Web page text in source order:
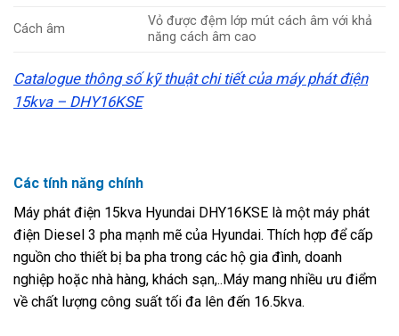
Cách âm
Vỏ được đệm lớp mút cách âm với khả
năng cách âm cao
Catalogue thông số kỹ thuật chi tiết của máy phát điện
15kva – DHY16KSE
Các tính năng chính
Máy phát điện 15kva Hyundai DHY16KSE là một máy phát
điện Diesel 3 pha mạnh mẽ của Hyundai. Thích hợp để cấp
nguồn cho thiết bị ba pha trong các hộ gia đình, doanh
nghiệp hoặc nhà hàng, khách sạn,..Máy mang nhiều ưu điểm
về chất lượng công suất tối đa lên đến 16.5kva.